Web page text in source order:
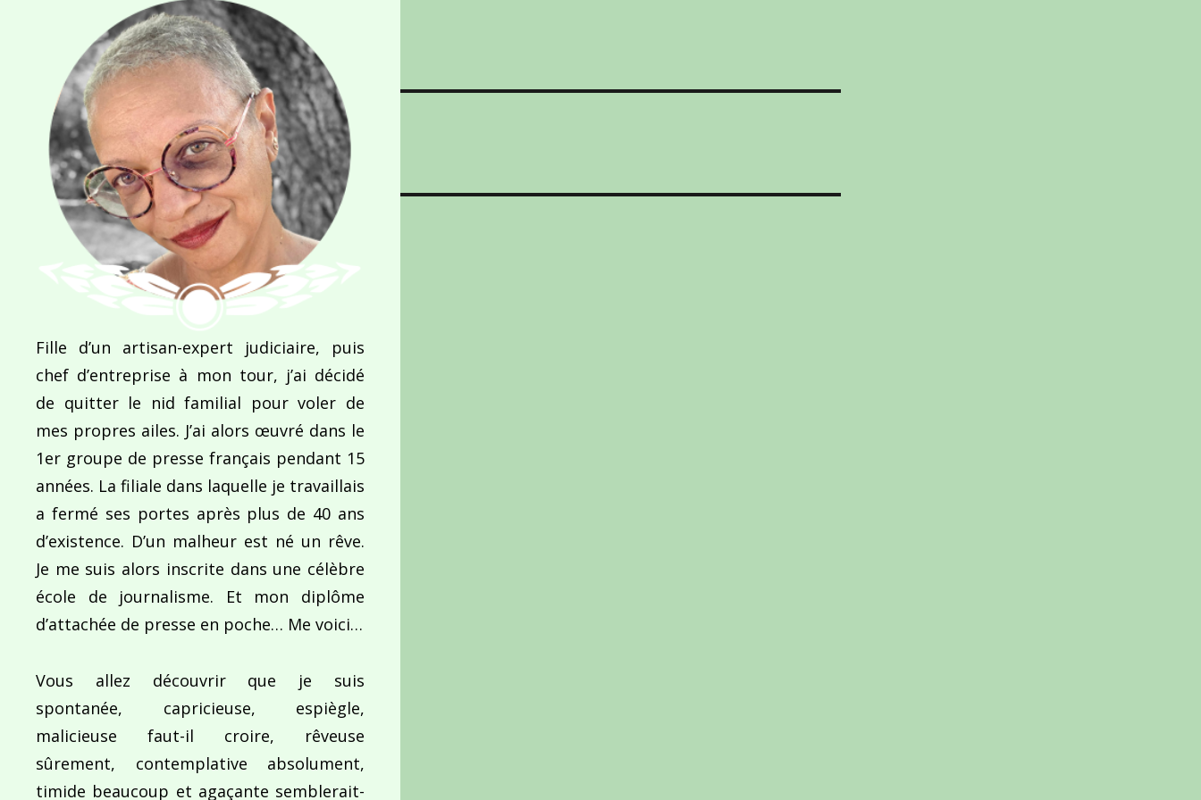
Navigation
l’article
PUBLIÉ DANS
Les rivages de Montréal
Fille d’un artisan-expert judiciaire, puis
chef d’entreprise à mon tour, j’ai décidé
de quitter le nid familial pour voler de
mes propres ailes. J’ai alors œuvré dans le
1er groupe de presse français pendant 15
années. La filiale dans laquelle je travaillais
a fermé ses portes après plus de 40 ans
d’existence. D’un malheur est né un rêve.
Je me suis alors inscrite dans une célèbre
école de journalisme. Et mon diplôme
d’attachée de presse en poche… Me voici…
Vous allez découvrir que je suis
spontanée, capricieuse, espiègle,
malicieuse faut-il croire, rêveuse
sûrement, contemplative absolument,
timide beaucoup et agaçante semblerait-